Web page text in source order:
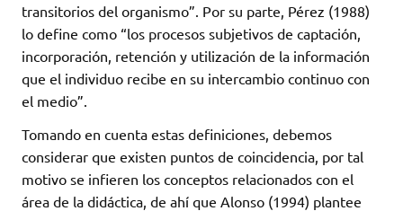
transitorios del organismo”. Por su parte, Pérez (1988)
lo define como “los procesos subjetivos de captación,
incorporación, retención y utilización de la información
que el individuo recibe en su intercambio continuo con
el medio”.
Tomando en cuenta estas definiciones, debemos
considerar que existen puntos de coincidencia, por tal
motivo se infieren los conceptos relacionados con el
área de la didáctica, de ahí que Alonso (1994) plantee